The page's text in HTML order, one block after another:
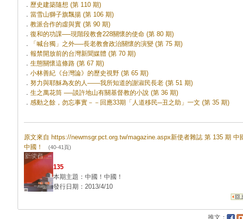
． 歷史建築隨想 (第 110 期)
． 當雪山獅子旗飄揚 (第 106 期)
． 教派合作的虛與實 (第 90 期)
． 復和的功課──現階段教會228關懷的使命 (第 80 期)
．
「喊台獨」之外──長老教會政治關懷的演變 (第 75 期)
． 報禁開放前的台灣新聞媒體 (第 70 期)
． 生態關懷這條路 (第 67 期)
． 小林善紀《台灣論》的歷史視野 (第 65 期)
． 努力與耶穌為友的人——我所知道的謝淑民長老 (第 51 期)
． 生之萬花筒 ──談許地山有關基督教的小說 (第 36 期)
． 感動之餘，勿忘事實－－回應33期「人道移民─丑之助」一文 (第 35 期)
原文來自 https://newmsgr.pct.org.tw/magazine.aspx新使者雜誌 第 135 期 中
中國！
(40-41頁)
135
本期主題：中國！中國！
發行日期：2013/4/10
推文：